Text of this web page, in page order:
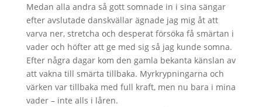
Medan alla andra så gott somnade in i sina sängar
efter avslutade danskvällar ägnade jag mig åt att
varva ner, stretcha och desperat försöka få smärtan i
vader och höfter att ge med sig så jag kunde somna.
Efter några dagar kom den gamla bekanta känslan av
att vakna till smärta tillbaka. Myrkrypningarna och
värken var tillbaka med full kraft, men nu bara i mina
vader – inte alls i låren.